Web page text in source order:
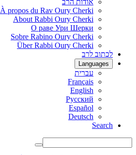
אודות הרב
À propos du Rav Oury Cherki
About Rabbi Oury Cherki
О раве Ури Шерки
Sobre Rabino Oury Cherki
Über Rabbi Oury Cherki
לכתוב לרב
Languages
עברית
Français
English
Русский
Español
Deutsch
Search